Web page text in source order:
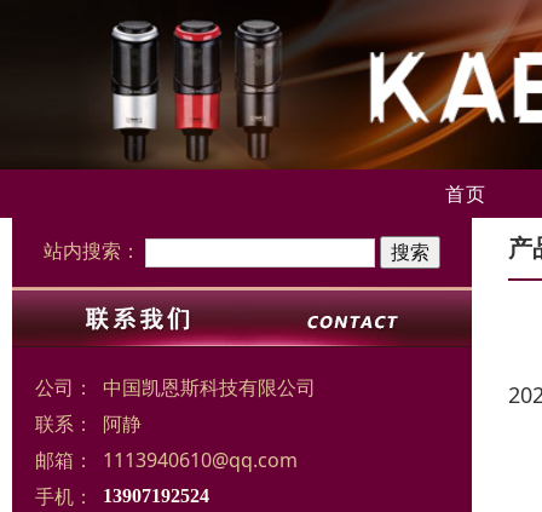
首页
站内搜索：
公司：
中国凯恩斯科技有限公司
联系：
阿静
邮箱：
1113940610@qq.com
手机：
13907192524
产